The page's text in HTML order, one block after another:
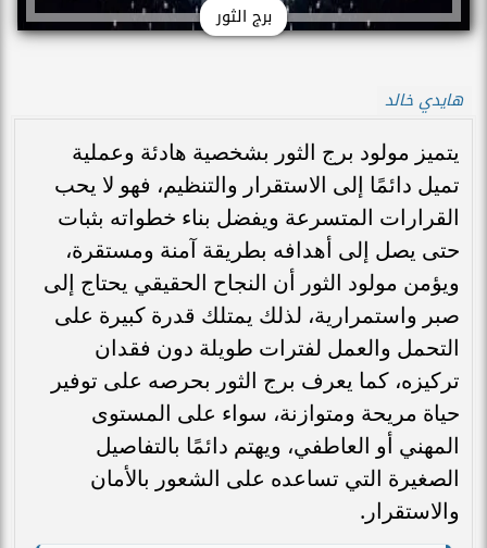
برج الثور
هايدي خالد
يتميز مولود برج الثور بشخصية هادئة وعملية
تميل دائمًا إلى الاستقرار والتنظيم، فهو لا يحب
القرارات المتسرعة ويفضل بناء خطواته بثبات
حتى يصل إلى أهدافه بطريقة آمنة ومستقرة،
ويؤمن مولود الثور أن النجاح الحقيقي يحتاج إلى
صبر واستمرارية، لذلك يمتلك قدرة كبيرة على
التحمل والعمل لفترات طويلة دون فقدان
تركيزه، كما يعرف برج الثور بحرصه على توفير
حياة مريحة ومتوازنة، سواء على المستوى
المهني أو العاطفي، ويهتم دائمًا بالتفاصيل
الصغيرة التي تساعده على الشعور بالأمان
والاستقرار.